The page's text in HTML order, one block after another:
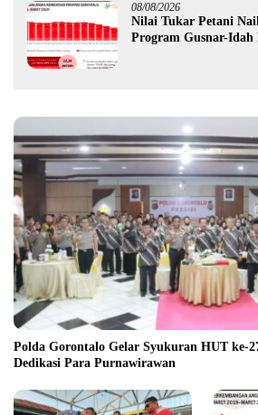
08/08/2026
Nilai Tukar Petani
Program Gusnar-
Polda Gorontalo Gelar Syukuran HUT ke-
Dedikasi Para Purnawirawan